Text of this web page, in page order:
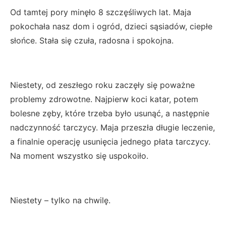
Od tamtej pory minęło 8 szczęśliwych lat. Maja
pokochała nasz dom i ogród, dzieci sąsiadów, ciepłe
słońce. Stała się czuła, radosna i spokojna.
Niestety, od zeszłego roku zaczęły się poważne
problemy zdrowotne. Najpierw koci katar, potem
bolesne zęby, które trzeba było usunąć, a następnie
nadczynność tarczycy. Maja przeszła długie leczenie,
a finalnie operację usunięcia jednego płata tarczycy.
Na moment wszystko się uspokoiło.
Niestety – tylko na chwilę.